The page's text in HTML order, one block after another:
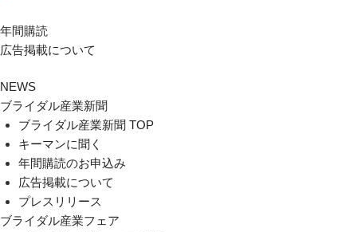
年間購読
広告掲載について
NEWS
ブライダル産業新聞
ブライダル産業新聞 TOP
キーマンに聞く
年間購読のお申込み
広告掲載について
プレスリリース
ブライダル産業フェア